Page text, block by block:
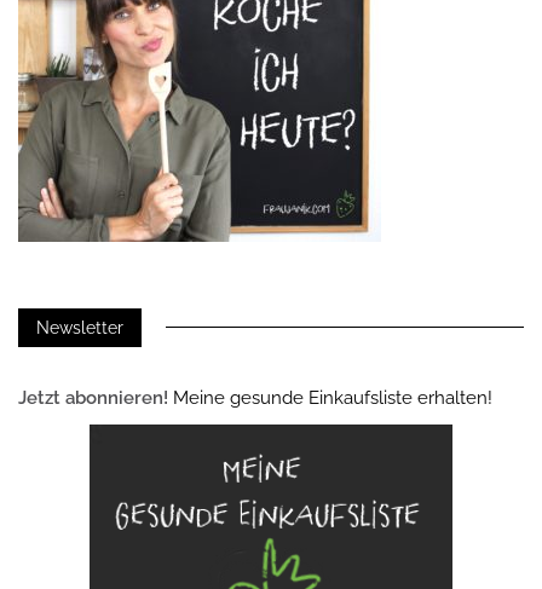
Newsletter
Jetzt abonnieren! Meine gesunde Einkaufsliste erhalten!